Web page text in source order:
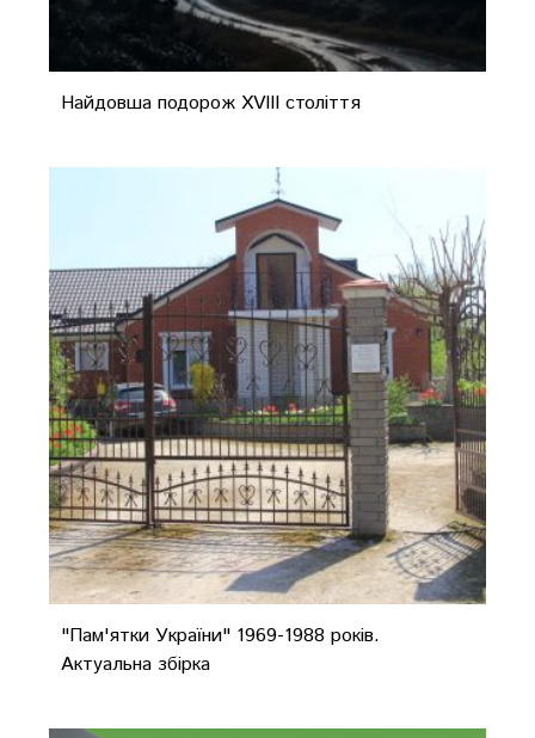
Найдовша подорож XVIII століття
"Пам'ятки України" 1969-1988 років.
Актуальна збірка